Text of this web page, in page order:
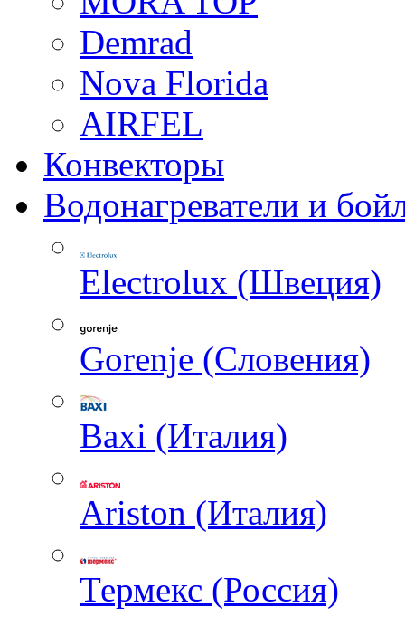
Demrad
Nova Florida
AIRFEL
Конвекторы
Водонагреватели и
Electrolux (Швеция)
Gorenje (Словения)
Baxi (Италия)
Ariston (Италия)
Термекс (Россия)